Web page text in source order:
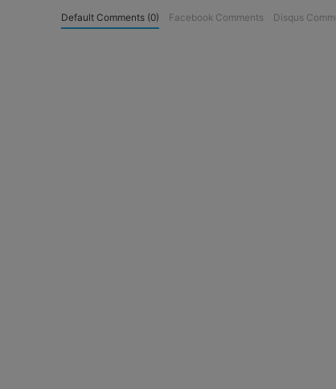
Default Comments (0) Facebook Comments Disqus